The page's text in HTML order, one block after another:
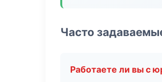
Часто
Работаете ли вы с